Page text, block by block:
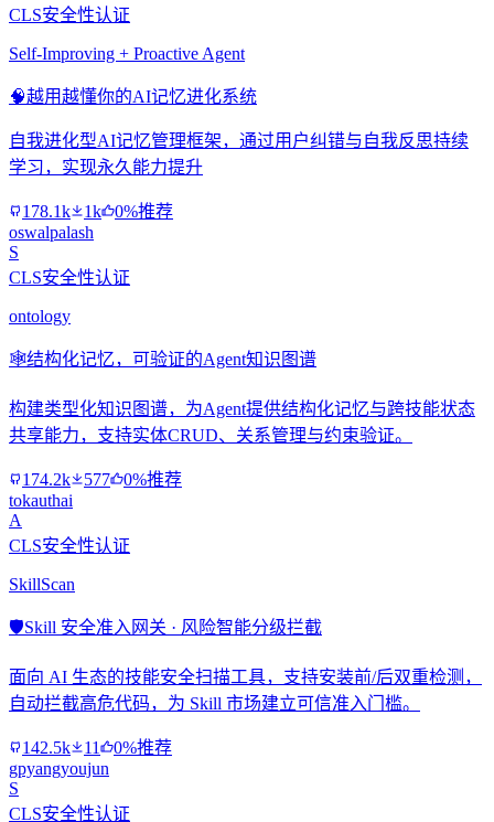
CLS安全性认证
Self-Improving + Proactive Agent
🧠越用越懂你的AI记忆进化系统
自我进化型AI记忆管理框架，通过用户纠错与自我反思持续
学习，实现永久能力提升
178.1k 1k
0%推荐
oswalpalash
S
CLS安全性认证
ontology
🕸️结构化记忆，可验证的Agent知识图谱
构建类型化知识图谱，为Agent提供结构化记忆与跨技能状态
共享能力，支持实体CRUD、关系管理与约束验证。
174.2k 577
0%推荐
tokauthai
A
CLS安全性认证
SkillScan
🛡️Skill 安全准入网关 · 风险智能分级拦截
面向 AI 生态的技能安全扫描工具，支持安装前/后双重检测，
自动拦截高危代码，为 Skill 市场建立可信准入门槛。
142.5k 11
0%推荐
gpyangyoujun
S
CLS安全性认证